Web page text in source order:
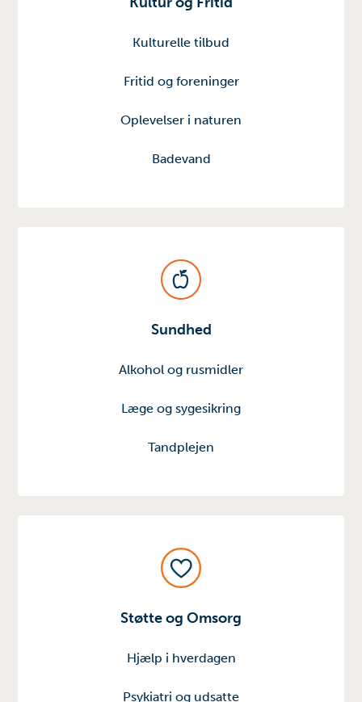
Kulturelle tilbud
Fritid og foreninger
Oplevelser i naturen
Badevand
Sundhed
Alkohol og rusmidler
Læge og sygesikring
Tandplejen
Støtte og Omsorg
Hjælp i hverdagen
Psykiatri og udsatte